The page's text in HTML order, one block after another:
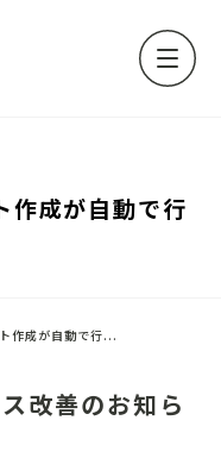
作成が自動で行
作成が自動で行...
改善のお知ら